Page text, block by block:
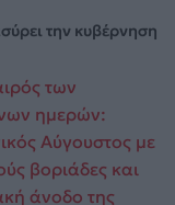
την κυβέρνηση